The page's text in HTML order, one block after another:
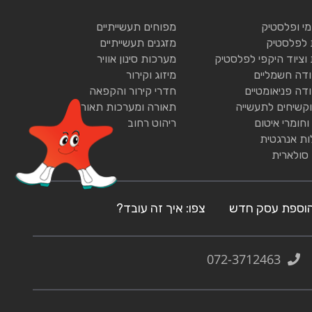
ופלסטיק
לפלסטיק
וציוד היקפי לפלסטיק
חשמליים
פניאומטיים
לתעשייה
איטום
אנרגטית
סולארית
מפוחים תעשייתיים
מזגנים תעשייתיים
מערכות סינון אוויר
מיזוג וקירור
חדרי קירור והקפאה
תאורה ומערכות תאורה
ריהוט רחוב
עסק חדש צפו: איך זה עובד?
072-3712463